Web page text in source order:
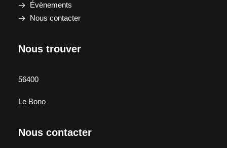
Évènements
Nous contacter
Nous trouver
56400
Le Bono
Nous contacter